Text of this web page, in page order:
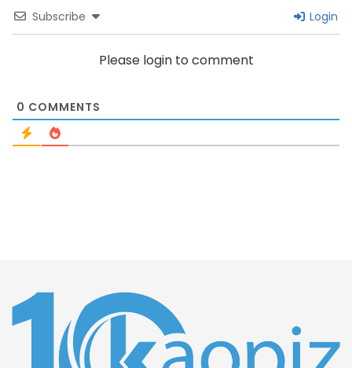
Subscribe Login
Please login to comment
0 COMMENTS